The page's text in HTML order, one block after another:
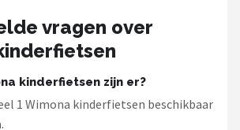
vragen over
kinderfietsen zijn er?
1 Wimona kinderfietsen beschikbaar